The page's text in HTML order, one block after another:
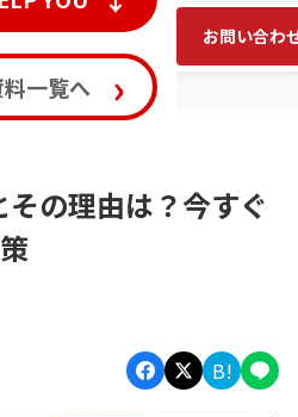
一覧へ ›
お問い合わ
の理由は？今すぐ
B!